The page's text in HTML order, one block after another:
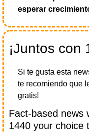
esperar
¡Juntos con
Si te gusta esta
te recomiendo que
gratis!
Fact-based news
1440 your choice